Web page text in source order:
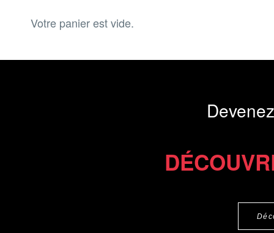
Votre panier est vide.